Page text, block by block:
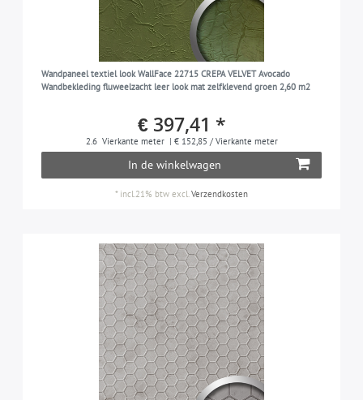
Wandpaneel textiel look WallFace 22715 CREPA VELVET Avocado
Wandbekleding fluweelzacht leer look mat zelfklevend groen 2,60 m2
€ 397,41 *
2.6 Vierkante meter | € 152,85 / Vierkante meter
In de winkelwagen
* incl.21% btw excl.Verzendkosten